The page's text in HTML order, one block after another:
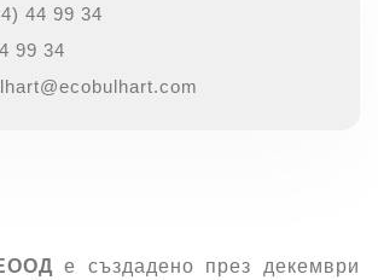
44 99 34
99 34
е създадено през декември